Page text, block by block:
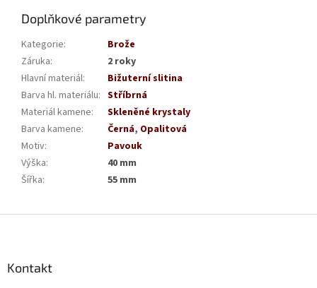
Doplňkové parametry
Kategorie:
Brože
Záruka:
2 roky
Hlavní materiál:
Bižuterní slitina
Barva hl. materiálu: Stříbrná
Materiál kamene:
Skleněné krystaly
Barva kamene: Černá, Opalitová
Motiv:
Pavouk
Výška:
40 mm
Šířka: 55 mm
Kontakt